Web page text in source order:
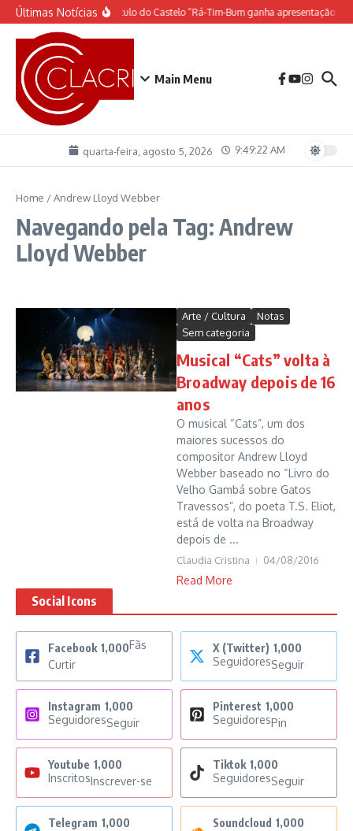
Ir para o conteúdo
Últimas NotíciasO espetáculo do Castelo “Rá-Tim-Bum ganha apresentação de
Main Menu
quarta-feira, agosto 5, 2026 9:49:22 AM
Home /Andrew Lloyd Webber
Navegando pela Tag: Andrew
Lloyd Webber
Arte / Cultura
Notas
Sem categoria
Musical “Cats” volta à
Broadway depois de 16
anos
O musical “Cats”, um dos
maiores sucessos do
compositor Andrew Lloyd
Webber baseado no “Livro do
Velho Gambá sobre Gatos
Travessos”, do poeta T.S. Eliot,
está de volta na Broadway
depois de ...
Claudia Cristina 04/08/2016
Read More
Social Icons
Facebook 1,000Fãs
Curtir
X (Twitter) 1,000
SeguidoresSeguir
Instagram 1,000
SeguidoresSeguir
Pinterest 1,000
SeguidoresPin
Youtube 1,000
InscritosInscrever-se
Tiktok 1,000
SeguidoresSeguir
Telegram 1,000
Soundcloud 1,000